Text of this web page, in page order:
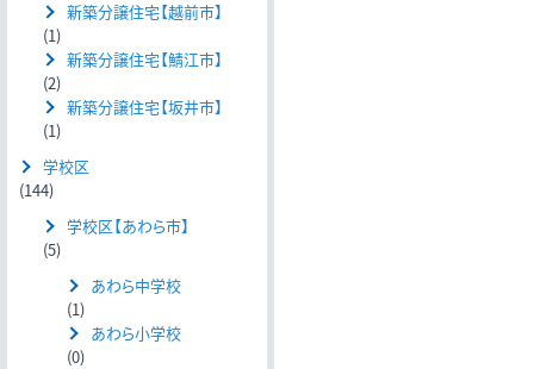
新築分譲住宅【越前市】
(1)
新築分譲住宅【鯖江市】
(2)
新築分譲住宅【坂井市】
(1)
学校区
(144)
学校区【あわら市】
(5)
あわら中学校
(1)
あわら小学校
(0)